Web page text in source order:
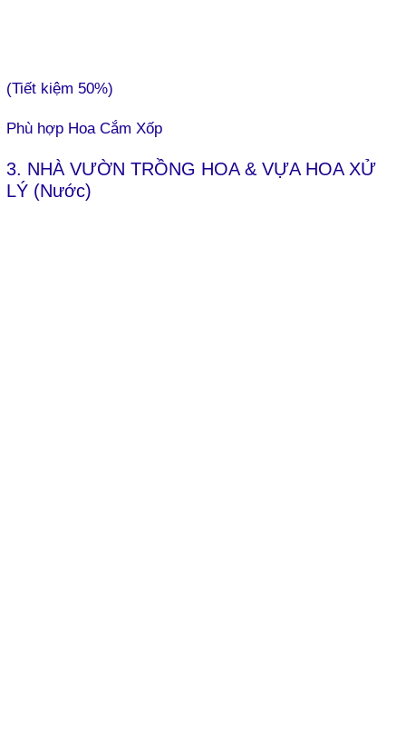
(Tiết kiệm 50%)
Phù hợp Hoa Cắm Xốp
3. NHÀ VƯỜN TRỒNG HOA & VỰA HOA XỬ
LÝ (Nước)